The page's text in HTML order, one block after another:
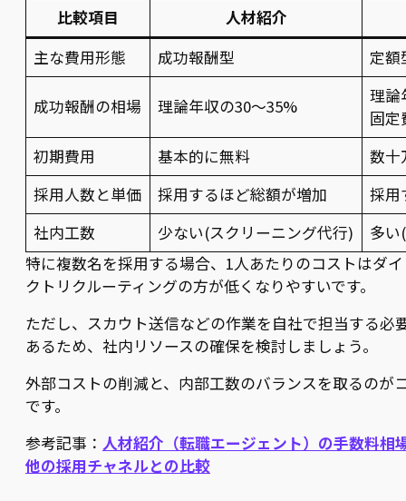
比較項目
人材紹介
主な費用形態
成功報酬型 定額
成功報酬の相場 理論年収の30〜35%
理論
固定
初期費用
基本的に無料
数十
採用人数と単価
採用するほど総額が増加
採用
社内工数
少ない(スクリーニング代行)
多い
特に複数名を採用する場合、1人あたりのコストはダ
クトリクルーティングの方が低くなりやすいです。
ただし、スカウト送信などの作業を自社で担当する必
あるため、社内リソースの確保を検討しましょう。
外部コストの削減と、内部工数のバランスを取るのが
です。
参考記事： 人材紹介（転職エージェント）の手数料相
他の採用チャネルとの比較